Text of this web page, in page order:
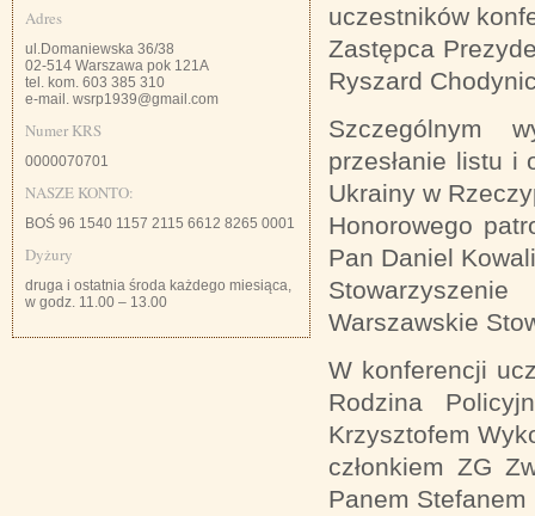
Adres
ul.Domaniewska 36/38
02-514 Warszawa pok 121A
tel. kom. 603 385 310
e-mail. wsrp1939@gmail.com
Numer KRS
0000070701
NASZE KONTO:
BOŚ 96 1540 1157 2115 6612 8265 0001
Dyżury
druga i ostatnia środa każdego miesiąca,
w godz. 11.00 – 13.00
uczestników
Zastępca
Ryszard
Szczególnym
przesłanie listu i
Ukrainy w
Honorowego
Pan Daniel
Warszawskie
W konferencji
Rodzina
Krzysztofem
członkiem ZG
Panem Stefanem